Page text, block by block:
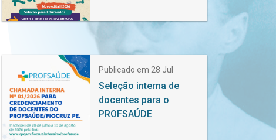
Publicado em 28 Jul
Seleção interna de
docentes para o
PROFSAÚDE